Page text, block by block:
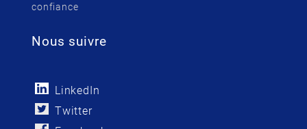
confiance
Nous suivre
LinkedIn
Twitter